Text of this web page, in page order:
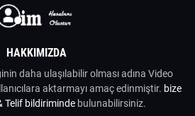
HAKKIMIZDA
daha ulaşılabilir olması adına Video
aktarmayı amaç edinmiştir. bize
Telif bildiriminde bulunabilirsiniz.